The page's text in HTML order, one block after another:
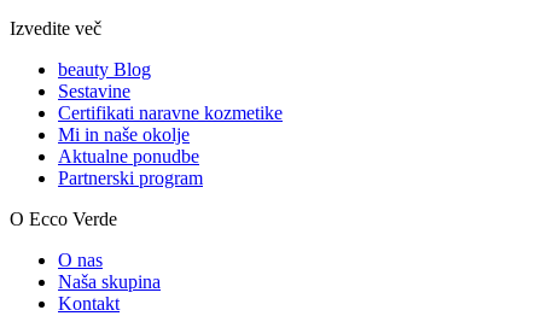
Izvedite več
beauty Blog
Sestavine
Certifikati naravne kozmetike
Mi in naše okolje
Aktualne ponudbe
Partnerski program
O Ecco Verde
O nas
Naša skupina
Kontakt